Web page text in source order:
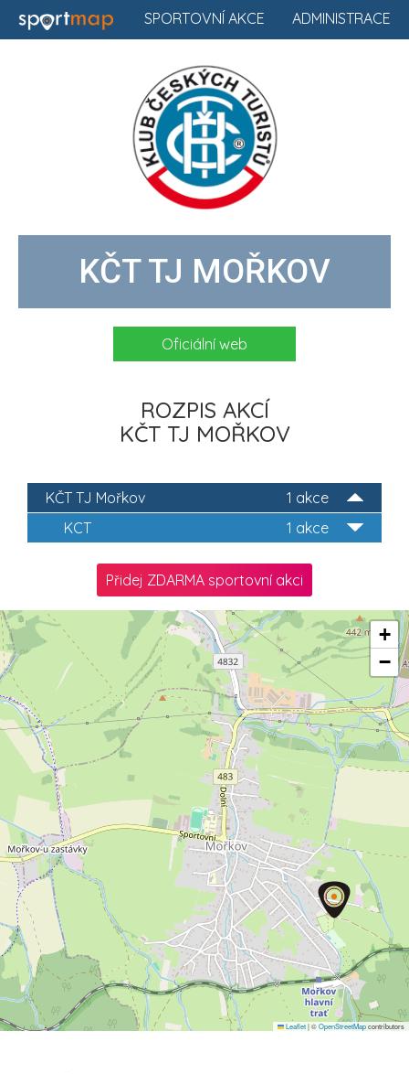
ADMINISTRACE
SPORTOVNÍ AKCE
KČT TJ MOŘKOV
Oficiální web
ROZPIS AKCÍ
KČT TJ MOŘKOV
1 akce
KČT TJ Mořkov
1 akce
KCT
Přidej ZDARMA sportovní akci
+
−
Leaflet|©OpenStreetMapcontributors